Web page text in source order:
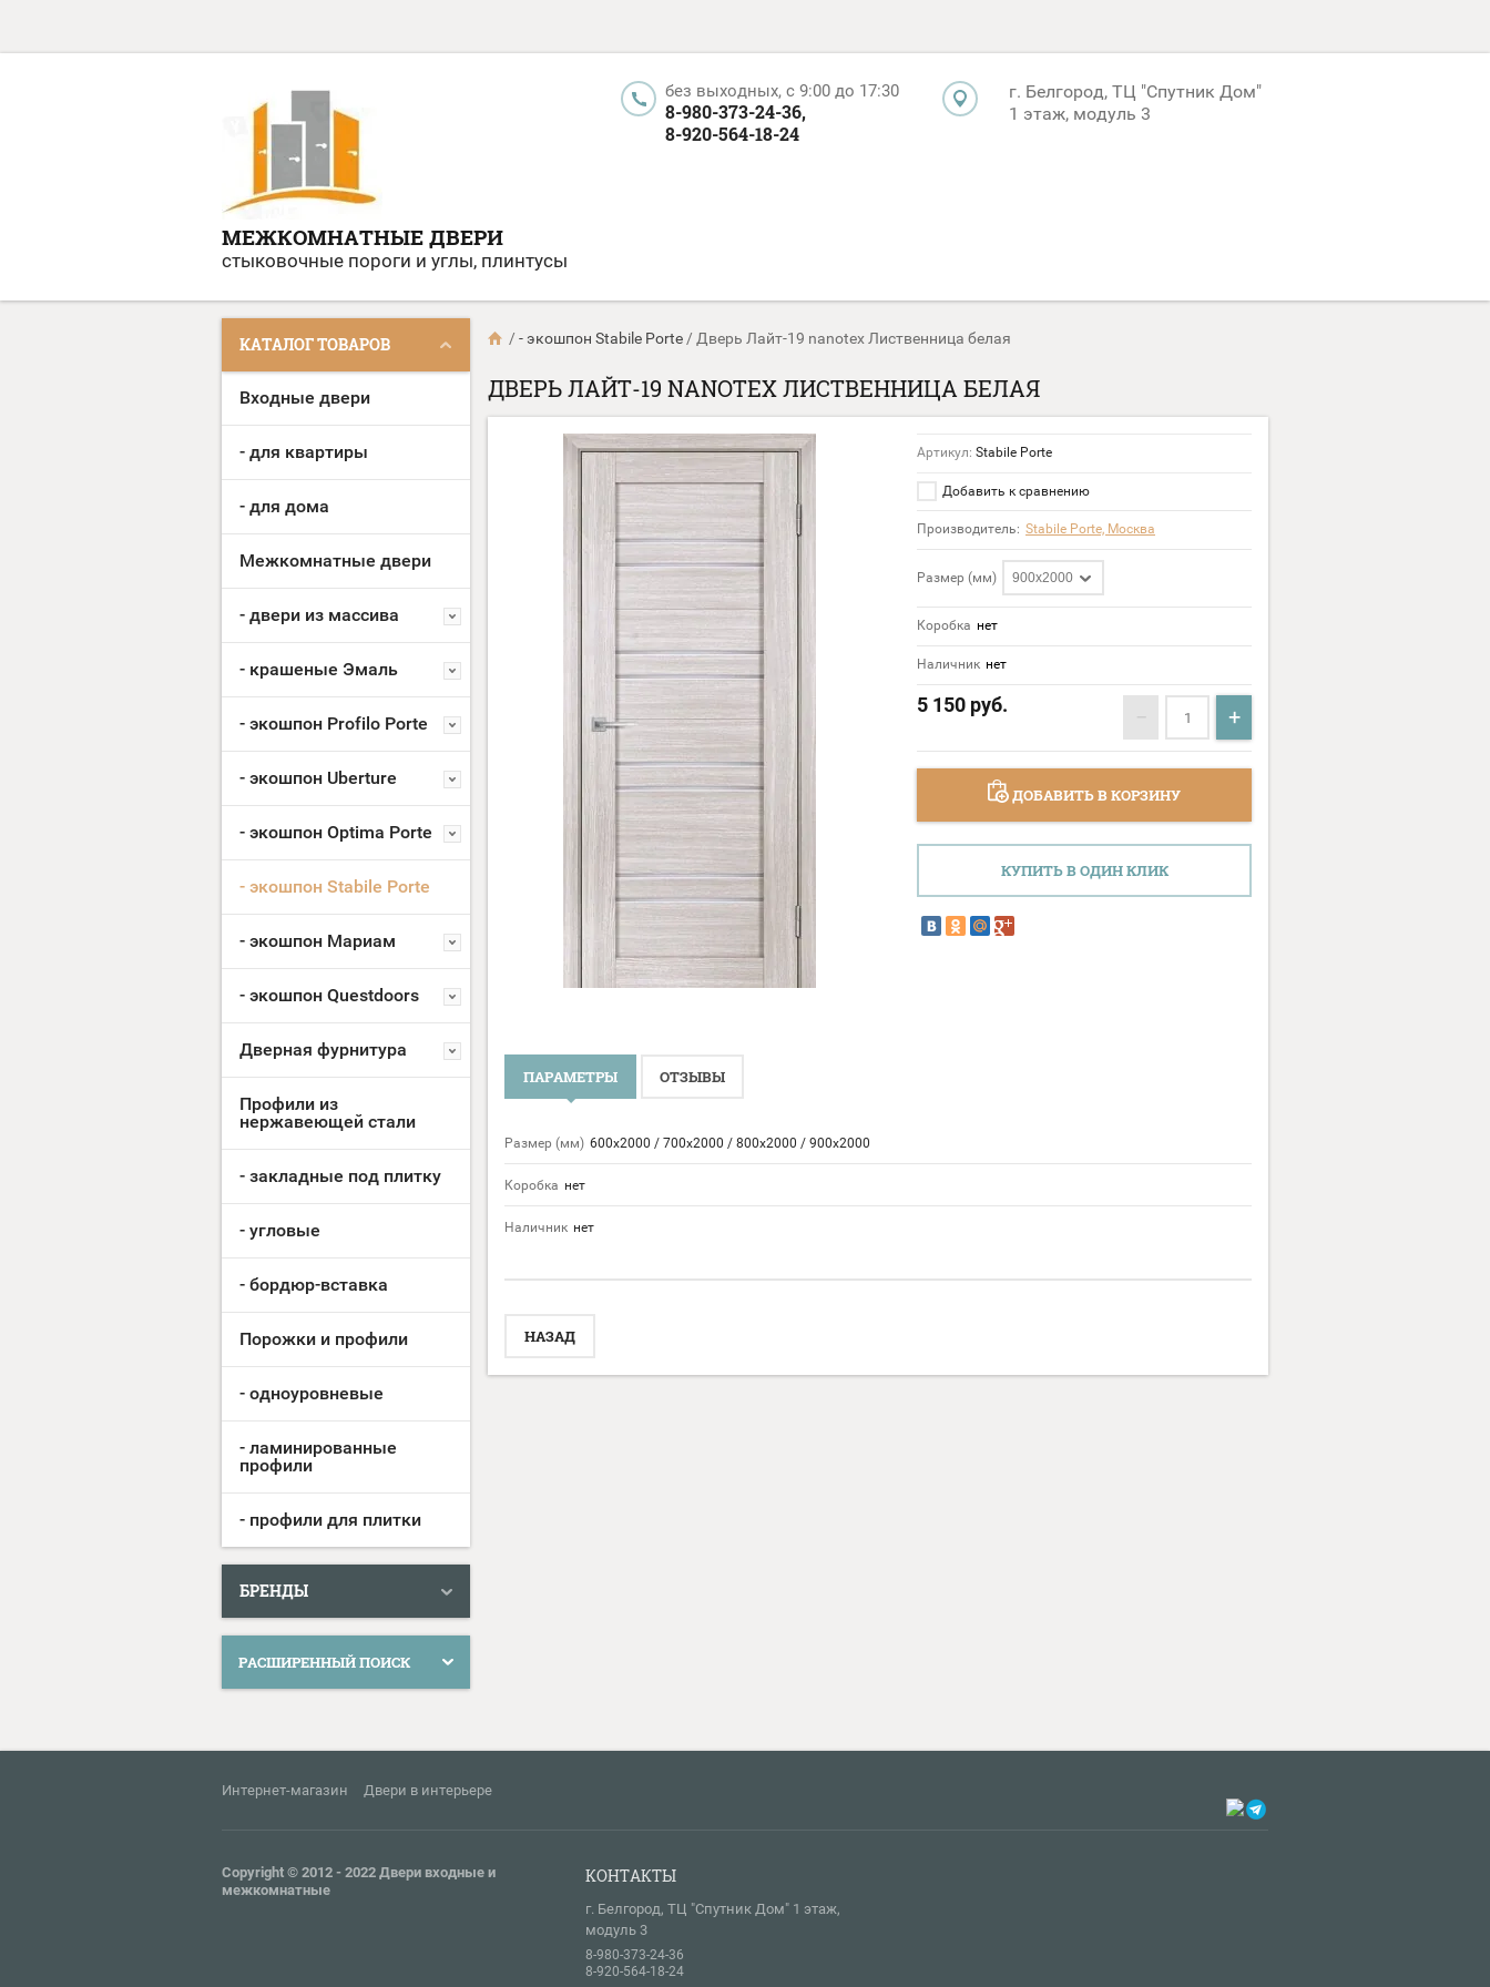
МЕЖКОМНАТНЫЕ ДВЕРИ
стыковочные пороги и углы, плинтусы
без выходных, c 9:00 до 17:30
8-980-373-24-36,
8-920-564-18-24
г. Белгород, ТЦ "Спутник Дом"
1 этаж, модуль 3
КАТАЛОГ ТОВАРОВ
Входные двери
- для квартиры
- для дома
Межкомнатные двери
- двери из массива
- крашеные Эмаль
- экошпон Profilo Porte
- экошпон Uberture
- экошпон Optima Porte
- экошпон Stabile Porte
- экошпон Мариам
- экошпон Questdoors
Дверная фурнитура
Профили из
нержавеющей стали
- закладные под плитку
- угловые
- бордюр-вставка
Порожки и профили
- одноуровневые
- ламинированные
профили
- профили для плитки
БРЕНДЫ
РАСШИРЕННЫЙ ПОИСК
/ - экошпон Stabile Porte / Дверь Лайт-19 nanotex Лиственница белая
ДВЕРЬ ЛАЙТ-19 NANOTEX ЛИСТВЕННИЦА БЕЛАЯ
Артикул: Stabile Porte
Добавить к сравнению
Производитель: Stabile Porte, Москва
Размер (мм) 900х2000
Коробка нет
Наличник нет
5 150 руб. − +
ДОБАВИТЬ В КОРЗИНУ
КУПИТЬ В ОДИН КЛИК
ПАРАМЕТРЫ ОТЗЫВЫ
Размер (мм) 600х2000 / 700х2000 / 800х2000 / 900х2000
Коробка нет
Наличник нет
НАЗАД
Интернет-магазин Двери в интерьере
Copyright © 2012 - 2022 Двери входные и
межкомнатные
КОНТАКТЫ
г. Белгород, ТЦ "Спутник Дом" 1 этаж,
модуль 3
8-980-373-24-36
8-920-564-18-24